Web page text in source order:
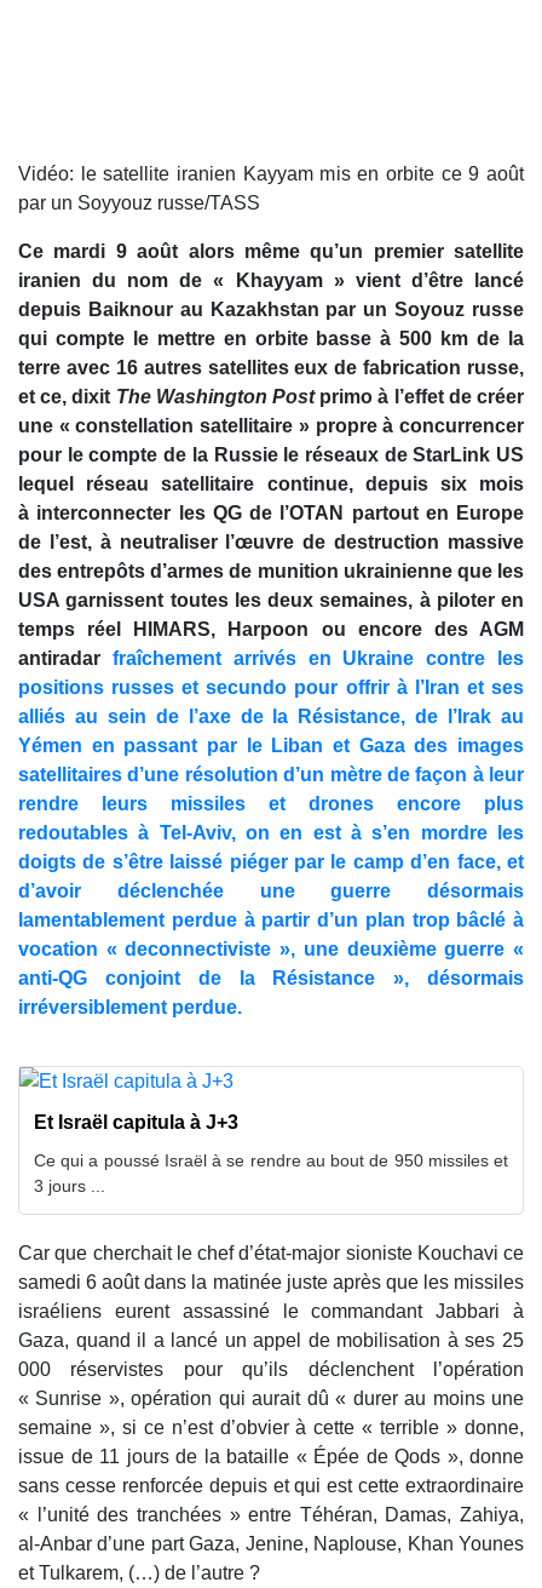
Vidéo: le satellite iranien Kayyam mis en orbite ce 9 août
par un Soyyouz russe/TASS
Ce mardi 9 août alors même qu’un premier satellite
iranien du nom de « Khayyam » vient d’être lancé
depuis Baiknour au Kazakhstan par un Soyouz russe
qui compte le mettre en orbite basse à 500 km de la
terre avec 16 autres satellites eux de fabrication russe,
et ce, dixit The Washington Post primo à l’effet de créer
une « constellation satellitaire » propre à concurrencer
pour le compte de la Russie le réseaux de StarLink US
lequel réseau satellitaire continue, depuis six mois
à interconnecter les QG de l’OTAN partout en Europe
de l’est, à neutraliser l’œuvre de destruction massive
des entrepôts d’armes de munition ukrainienne que les
USA garnissent toutes les deux semaines, à piloter en
temps réel HIMARS, Harpoon ou encore des AGM
antiradar fraîchement arrivés en Ukraine contre les
positions russes et secundo pour offrir à l’Iran et ses
alliés au sein de l’axe de la Résistance, de l’Irak au
Yémen en passant par le Liban et Gaza des images
satellitaires d’une résolution d’un mètre de façon à leur
rendre leurs missiles et drones encore plus
redoutables à Tel-Aviv, on en est à s’en mordre les
doigts de s’être laissé piéger par le camp d’en face, et
d’avoir déclenchée une guerre désormais
lamentablement perdue à partir d’un plan trop bâclé à
vocation « deconnectiviste », une deuxième guerre «
anti-QG conjoint de la Résistance », désormais
irréversiblement perdue.
Et Israël capitula à J+3
Ce qui a poussé Israël à se rendre au bout de 950 missiles et
3 jours ...
Car que cherchait le chef d’état-major sioniste Kouchavi ce
samedi 6 août dans la matinée juste après que les missiles
israéliens eurent assassiné le commandant Jabbari à
Gaza, quand il a lancé un appel de mobilisation à ses 25
000 réservistes pour qu’ils déclenchent l’opération
« Sunrise », opération qui aurait dû « durer au moins une
semaine », si ce n’est d’obvier à cette « terrible » donne,
issue de 11 jours de la bataille « Épée de Qods », donne
sans cesse renforcée depuis et qui est cette extraordinaire
« l’unité des tranchées » entre Téhéran, Damas, Zahiya,
al-Anbar d’une part Gaza, Jenine, Naplouse, Khan Younes
et Tulkarem, (…) de l’autre ?